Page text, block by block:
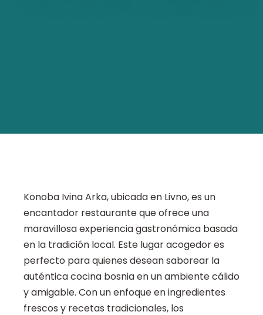
Konoba Ivina Arka, ubicada en Livno, es un
encantador restaurante que ofrece una
maravillosa experiencia gastronómica basada
en la tradición local. Este lugar acogedor es
perfecto para quienes desean saborear la
auténtica cocina bosnia en un ambiente cálido
y amigable. Con un enfoque en ingredientes
frescos y recetas tradicionales, los